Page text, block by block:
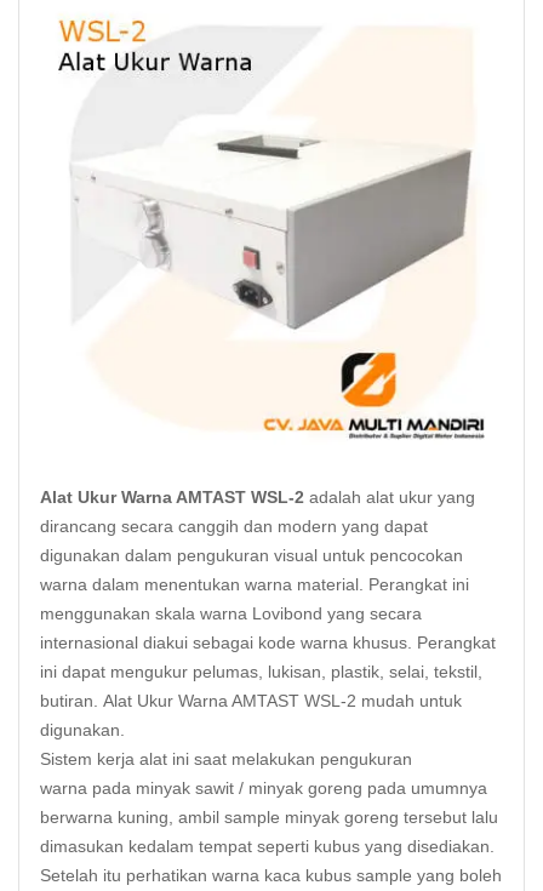
Alat Ukur Warna AMTAST WSL-2 adalah alat ukur yang
dirancang secara canggih dan modern yang dapat
digunakan dalam pengukuran visual untuk pencocokan
warna dalam menentukan warna material. Perangkat ini
menggunakan skala warna Lovibond yang secara
internasional diakui sebagai kode warna khusus. Perangkat
ini dapat mengukur pelumas, lukisan, plastik, selai, tekstil,
butiran. Alat Ukur Warna AMTAST WSL-2 mudah untuk
digunakan.
Sistem kerja alat ini saat melakukan pengukuran
warna pada minyak sawit / minyak goreng pada umumnya
berwarna kuning, ambil sample minyak goreng tersebut lalu
dimasukan kedalam tempat seperti kubus yang disediakan.
Setelah itu perhatikan warna kaca kubus sample yang boleh